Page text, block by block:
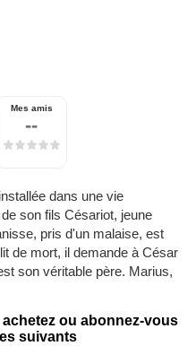
Mes amis
--
dans une vie
son fils Césariot, jeune
pris d'un malaise, est
de mort, il demande à César
son véritable père. Marius,
ou abonnez-vous
suivants